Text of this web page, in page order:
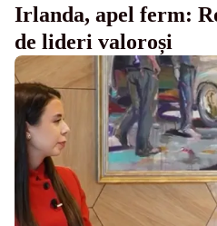
Irlanda, apel ferm:
de lideri valoroși